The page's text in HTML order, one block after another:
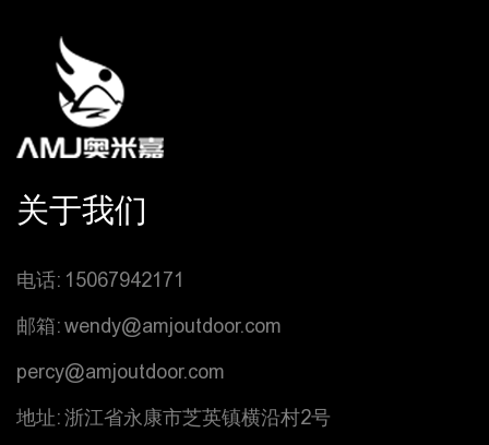
关于我们
电话: 15067942171
邮箱: wendy@amjoutdoor.com
percy@amjoutdoor.com
地址: 浙江省永康市芝英镇横沿村2号